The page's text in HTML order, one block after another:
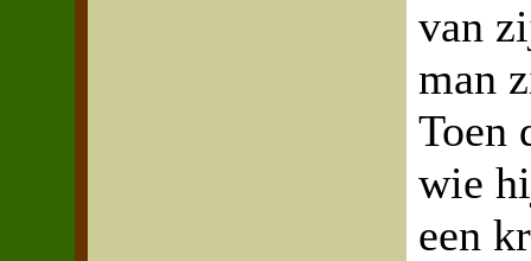
van
man
Toen
wie
een